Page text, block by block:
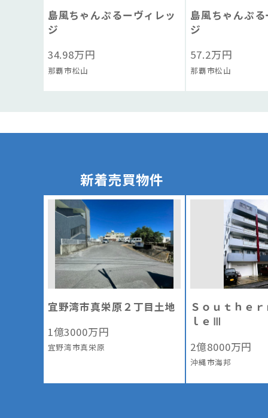
島風ちゃんぷるーヴィレッ
ジ
34.98万円
那覇市松山
島風ちゃんぷ
ジ
57.2万円
那覇市松山
新着売買物件
宜野湾市真栄原２丁目土地
1億3000万円
宜野湾市真栄原
Ｓｏｕｔｈｅ
ｌｅⅢ
2億8000万円
沖縄市海邦